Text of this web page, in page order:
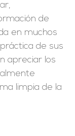
de
en muchos
de sus
apreciar los
limpia de la